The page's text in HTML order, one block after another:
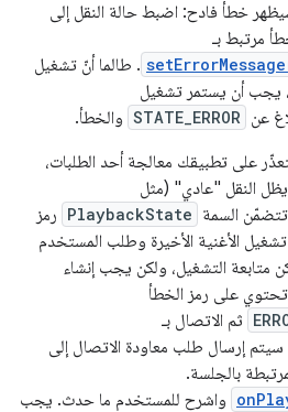
خطأ فادح: اضبط حالة النقل إلى
مرتبط بـ
. طالما أنّ تشغيل
يجب أن يستمر تشغيل
عن STATE_ERROR والخطأ.
على تطبيقك معالجة أحد الطلبات،
النقل "عادي" (مثل
السمة PlaybackState رمز
الأغنية الأخيرة وطلب المستخدم
متابعة التشغيل، ولكن يجب إنشاء
على رمز الخطأ
ثم الاتصال بـ
سيتم إرسال طلب معاودة الاتصال إلى
بالجلسة.
واشرح للمستخدم ما حدث. يجب